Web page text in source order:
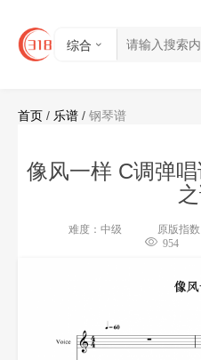
综合
首页 / 乐谱 / 钢琴谱
像风一样 C调弹
难度：中级 原版指
954